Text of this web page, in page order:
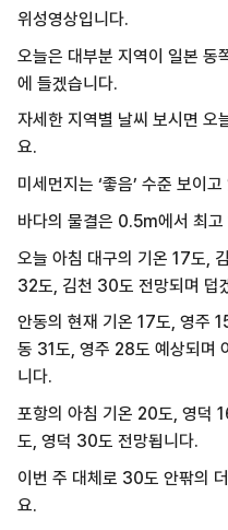
위성영상입니다.
오늘은 대부분 지역이 일본 동
에 들겠습니다.
자세한 지역별 날씨 보시면 오
요.
미세먼지는 ‘좋음’ 수준 보이
바다의 물결은 0.5m에서 최
오늘 아침 대구의 기온 17도,
32도, 김천 30도 전망되며 덥
안동의 현재 기온 17도, 영주
동 31도, 영주 28도 예상되며
니다.
포항의 아침 기온 20도, 영덕
도, 영덕 30도 전망됩니다.
이번 주 대체로 30도 안팎의
요.